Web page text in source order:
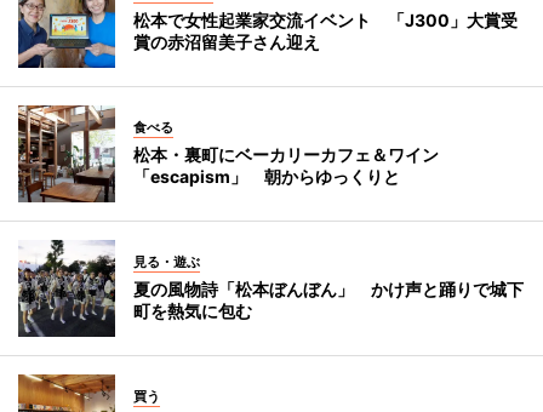
松本で女性起業家交流イベント 「J300」大賞受
賞の赤沼留美子さん迎え
食べる
松本・裏町にベーカリーカフェ＆ワイン
「escapism」 朝からゆっくりと
見る・遊ぶ
夏の風物詩「松本ぼんぼん」 かけ声と踊りで城下
町を熱気に包む
買う